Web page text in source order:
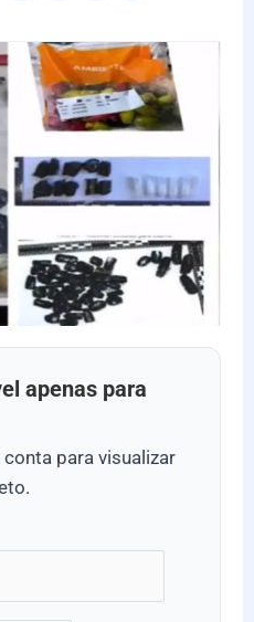
apenas para
para visualizar